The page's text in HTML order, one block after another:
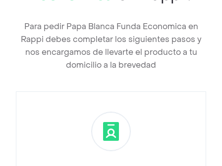
Para pedir Papa Blanca Funda Economica en
Rappi debes completar los siguientes pasos y
nos encargamos de llevarte el producto a tu
domicilio a la brevedad